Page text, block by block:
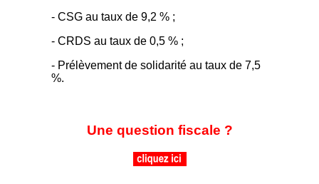
- CSG au taux de 9,2 % ;
- CRDS au taux de 0,5 % ;
- Prélèvement de solidarité au taux de 7,5
%.
Une question fiscale ?